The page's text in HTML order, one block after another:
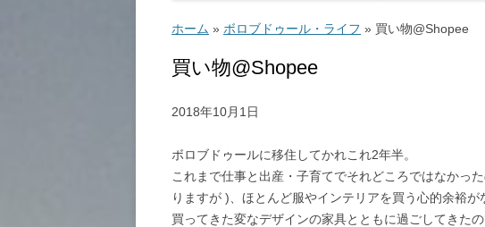
社会のこと ‐ 言
教 ‐
ホーム » ボロブドゥール・ライフ » 買い物@Shopee
買い物@Shopee
2018年10月1日
ボロブドゥールに移住してかれこれ2年半。
これまで仕事と出産・子育てでそれどころではなかっ
りますが )、ほとんど服やインテリアを買う心的余裕
買ってきた変なデザインの家具とともに過ごしてきた